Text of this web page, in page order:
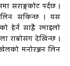
सराङ्गकोट पर्दछ ।
लिन सकिन्छ । यस
हेर्न साह्रै रमाइलो
राम्रोसंग देखिन्छ ।
खेलको मनोरञ्जन लिन